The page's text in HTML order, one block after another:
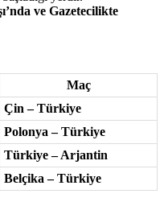
ve Gazetecilikte
Maç
Çin – Türkiye
Polonya – Türkiye
Türkiye – Arjantin
Belçika – Türkiye